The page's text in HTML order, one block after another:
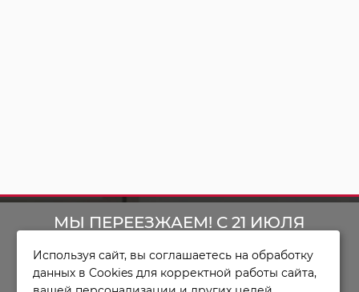
МЫ ПЕРЕЕЗЖАЕМ! С 21 ИЮЛЯ
МАГАЗИН БУДЕТ РАБОТАТЬ ПО
ИНФОРМАЦИЯ
О Компании
Используя сайт, вы соглашаетесь на обработку
данных в Cookies для корректной работы сайта,